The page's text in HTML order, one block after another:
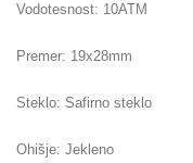
Vodotesnost: 10ATM
Premer: 19x28mm
Steklo: Safirno steklo
Ohišje: Jekleno